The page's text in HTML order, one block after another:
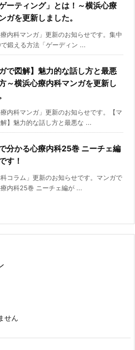
ーティング」とは！～横浜心療
ガを更新しました。
療内科マンガ」更新のお知らせです。集中
鍛える方法「ゲーディン ...
ガで図解】魅力的な話し方と最悪
～横浜心療内科マンガを更新し
療内科マンガ」更新のお知らせです。【マ
】魅力的な話し方と最悪な ...
分かる心療内科25巻 ニーチェ編
す！
科コラム」更新のお知らせです。マンガで
内科25巻 ニーチェ編が ...
せん